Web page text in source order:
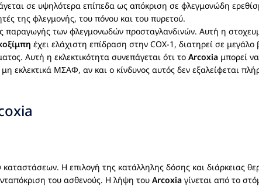
σε υψηλότερα επίπεδα ως απόκριση σε φλεγμονώδη
της φλεγμονής, του πόνου και του πυρετού.
παραγωγής των φλεγμονωδών προσταγλανδινών. Αυτή η
έχει ελάχιστη επίδραση στην COX-1, διατηρεί σε μεγάλο
Αυτή η εκλεκτικότητα συνεπάγεται ότι το Arcoxia μπορεί
εκλεκτικά ΜΣΑΦ, αν και ο κίνδυνος αυτός δεν εξαλείφεται
Η επιλογή της κατάλληλης δόσης και διάρκειας
του ασθενούς. Η λήψη του Arcoxia γίνεται από το